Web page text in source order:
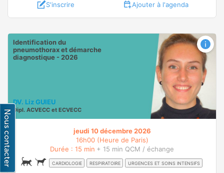
S'inscrire Ajouter à l'agenda
Identification du
pneumothorax et démarche
diagnostique - 2026
DV. Liz GUIEU
Dipl. ACVECC et ECVECC
jeudi 10 décembre 2026
16h00 (Heure de Paris)
Durée : 15 min + 15 min QCM / échange
CARDIOLOGIE RESPIRATOIRE URGENCES ET SOINS INTENSIFS